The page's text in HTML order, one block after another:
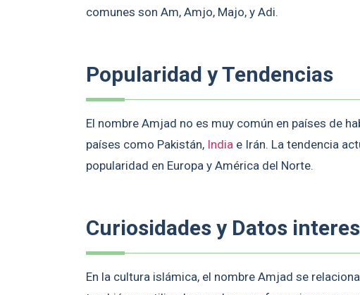
comunes son Am, Amjo, Majo, y Adi.
Popularidad y Tendencias
El nombre Amjad no es muy común en países de
países como Pakistán, India e Irán. La tendencia
popularidad en Europa y América del Norte.
Curiosidades y Datos
En la cultura islámica, el nombre Amjad se